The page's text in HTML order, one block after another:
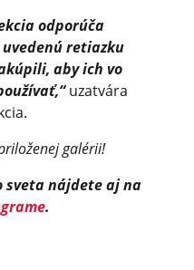
odporúča
retiazku
aby ich vo
uzatvára
galérii!
sveta nájdete aj na
.